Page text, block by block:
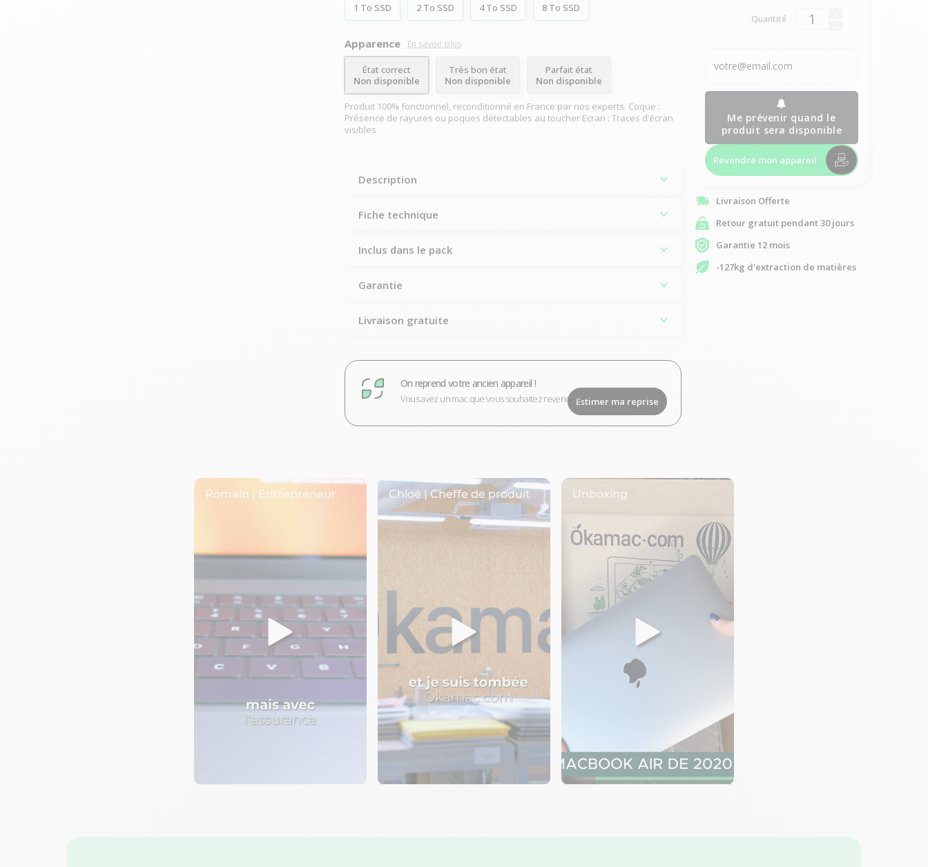
1 To SSD 2 To SSD 4 To SSD 8 To SSD
Apparence En savoir plus
État correct
Non disponible
Très bon état
Non disponible
Parfait état
Non disponible
Produit 100% fonctionnel, reconditionné en France par nos experts. Coque :
Présence de rayures ou poques détectables au toucher Ecran : Traces d’écran
visibles
Description
Fiche technique
Inclus dans le pack
Garantie
Livraison gratuite
On reprend votre ancien appareil !
Vous avez un mac que vous souhaitez revendre ?Estimer ma reprise
Quantité
Me prévenir quand le
produit sera disponible
Revendre mon appareil
Livraison Offerte
Retour gratuit pendant 30 jours
Garantie 12 mois
-127kg d'extraction de matières